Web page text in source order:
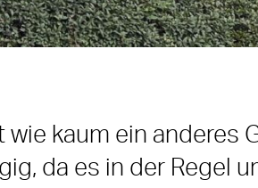
kaum ein anderes
da es in der Regel